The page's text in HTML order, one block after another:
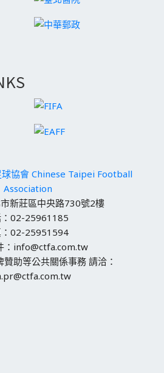
球協會 Chinese Taipei Football
Association
新莊區中央路730號2樓
：02-25961185
02-25951594
：info@ctfa.com.tw
助等公共關係事務 請洽：